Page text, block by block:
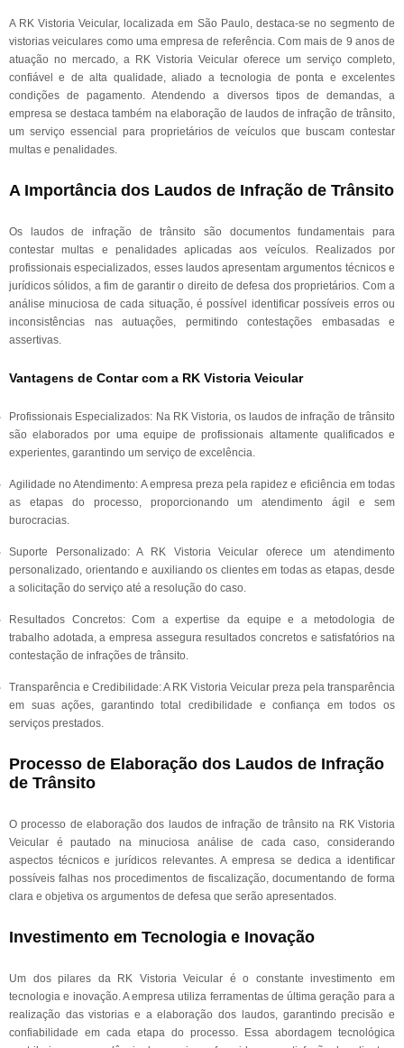
A RK Vistoria Veicular, localizada em São Paulo, destaca-se no segmento de
vistorias veiculares como uma empresa de referência. Com mais de 9 anos de
atuação no mercado, a RK Vistoria Veicular oferece um serviço completo,
confiável e de alta qualidade, aliado a tecnologia de ponta e excelentes
condições de pagamento. Atendendo a diversos tipos de demandas, a
empresa se destaca também na elaboração de laudos de infração de trânsito,
um serviço essencial para proprietários de veículos que buscam contestar
multas e penalidades.
A Importância dos Laudos de Infração de Trânsito
Os laudos de infração de trânsito são documentos fundamentais para
contestar multas e penalidades aplicadas aos veículos. Realizados por
profissionais especializados, esses laudos apresentam argumentos técnicos e
jurídicos sólidos, a fim de garantir o direito de defesa dos proprietários. Com a
análise minuciosa de cada situação, é possível identificar possíveis erros ou
inconsistências nas autuações, permitindo contestações embasadas e
assertivas.
Vantagens de Contar com a RK Vistoria Veicular
Profissionais Especializados: Na RK Vistoria, os laudos de infração de trânsito
são elaborados por uma equipe de profissionais altamente qualificados e
experientes, garantindo um serviço de excelência.
Agilidade no Atendimento: A empresa preza pela rapidez e eficiência em todas
as etapas do processo, proporcionando um atendimento ágil e sem
burocracias.
Suporte Personalizado: A RK Vistoria Veicular oferece um atendimento
personalizado, orientando e auxiliando os clientes em todas as etapas, desde
a solicitação do serviço até a resolução do caso.
Resultados Concretos: Com a expertise da equipe e a metodologia de
trabalho adotada, a empresa assegura resultados concretos e satisfatórios na
contestação de infrações de trânsito.
Transparência e Credibilidade: A RK Vistoria Veicular preza pela transparência
em suas ações, garantindo total credibilidade e confiança em todos os
serviços prestados.
Processo de Elaboração dos Laudos de Infração
de Trânsito
O processo de elaboração dos laudos de infração de trânsito na RK Vistoria
Veicular é pautado na minuciosa análise de cada caso, considerando
aspectos técnicos e jurídicos relevantes. A empresa se dedica a identificar
possíveis falhas nos procedimentos de fiscalização, documentando de forma
clara e objetiva os argumentos de defesa que serão apresentados.
Investimento em Tecnologia e Inovação
Um dos pilares da RK Vistoria Veicular é o constante investimento em
tecnologia e inovação. A empresa utiliza ferramentas de última geração para a
realização das vistorias e a elaboração dos laudos, garantindo precisão e
confiabilidade em cada etapa do processo. Essa abordagem tecnológica